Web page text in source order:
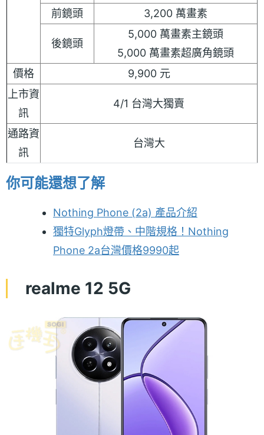
前鏡頭
3,200 萬畫素
後鏡頭
5,000 萬畫素主鏡頭
5,000 萬畫素超廣角鏡頭
價格
9,900 元
上市資
訊
4/1 台灣大獨賣
通路資
訊
台灣大
你可能還想了解
Nothing Phone (2a) 產品介紹
獨特Glyph燈帶、中階規格！Nothing
Phone 2a台灣價格9990起
realme 12 5G